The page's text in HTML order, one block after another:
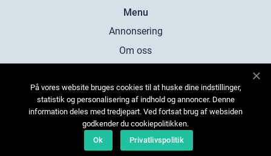
Menu
Annonsering
Om oss
Kontakta oss
Sitemap
På vores website bruges cookies til at huske dine indstillinger,
statistik og personalisering af indhold og annoncer. Denne
information deles med tredjepart. Ved fortsat brug af websiden
godkender du cookiepolitikken.
Ok
Privatlivspolitik